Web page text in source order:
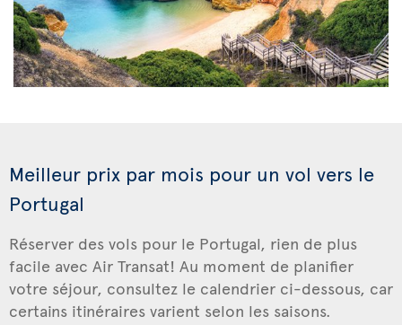
Meilleur prix par mois pour un vol vers le
Portugal
Réserver des vols pour le Portugal, rien de plus
facile avec Air Transat! Au moment de planifier
votre séjour, consultez le calendrier ci-dessous, car
certains itinéraires varient selon les saisons.